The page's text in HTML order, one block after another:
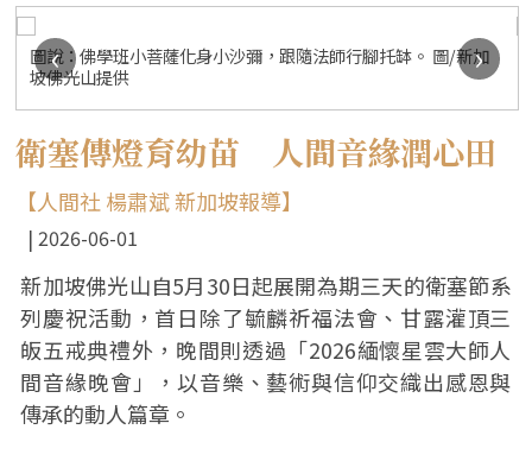
圖說：佛學班小菩薩化身小沙彌，跟隨法師行腳托缽。 圖/新加
坡佛光山提供
‹ ›
衛塞傳燈育幼苗 人間音緣潤心田
【人間社 楊肅斌 新加坡報導】
2026-06-01
新加坡佛光山自5月30日起展開為期三天的衛塞節系
列慶祝活動，首日除了毓麟祈福法會、甘露灌頂三
皈五戒典禮外，晚間則透過「2026緬懷星雲大師人
間音緣晚會」，以音樂、藝術與信仰交織出感恩與
傳承的動人篇章。